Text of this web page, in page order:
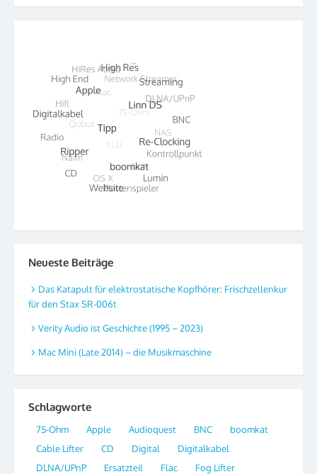
Neueste Beiträge
Das Katapult für elektrostatische Kopfhörer: Frischzellenkur
für den Stax SR-006t
Verity Audio ist Geschichte (1995 – 2023)
Mac Mini (Late 2014) – die Musikmaschine
Schlagworte
75-Ohm Apple Audioquest BNC
boomkat
Cable Lifter
CD Digital
Digitalkabel
DLNA/UPnP
Ersatzteil Flac
Fog Lifter